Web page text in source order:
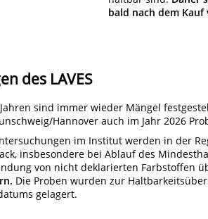
bald nach dem
des LAVES
sind immer wieder Mängel
Hannover auch im Jahr 2026
im Institut werden in der
insbesondere bei Ablauf des
von nicht deklarierten Farbstoffen
Die Proben wurden zur
gelagert.